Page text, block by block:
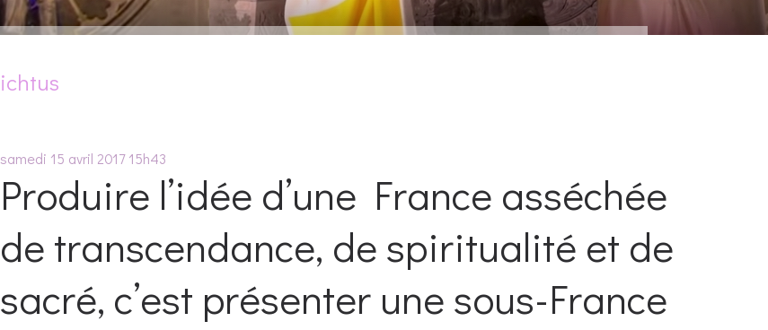
ichtus
samedi 15 avril 2017 15h43
Produire l’idée d’une France asséchée
de transcendance, de spiritualité et de
sacré, c’est présenter une sous-France